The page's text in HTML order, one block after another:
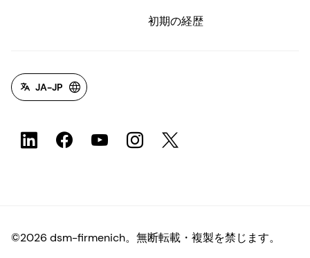
初期の経歴
JA-JP
©2026 dsm-firmenich。無断転載・複製を禁じます。